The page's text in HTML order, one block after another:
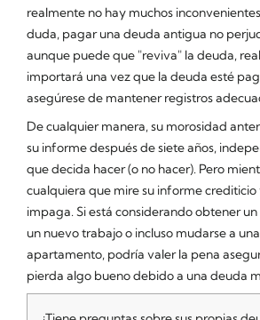
realmente no hay muchos
duda, pagar una deuda antigua no
aunque puede que "reviva" la deuda,
importará una vez que la deuda esté
asegúrese de mantener registros
De cualquier manera, su morosidad
su informe después de siete años,
que decida hacer (o no hacer). Pero
cualquiera que mire su informe crediticio
impaga. Si está considerando obtener
un nuevo trabajo o incluso mudarse a
apartamento, podría valer la pena
pierda algo bueno debido a una deuda